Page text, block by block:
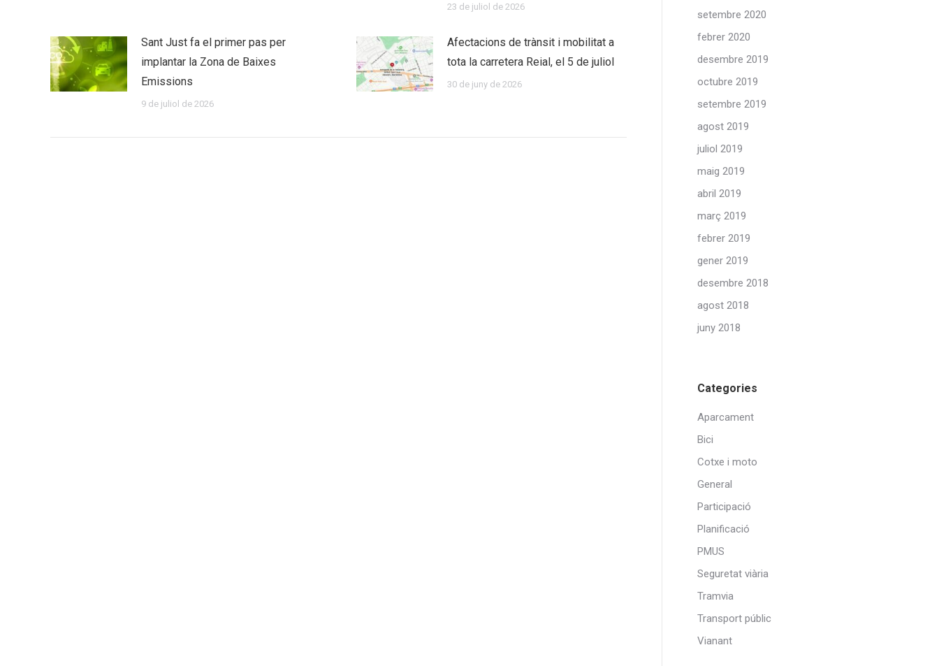
23 de juliol de 2026
Sant Just fa el primer pas per
implantar la Zona de Baixes
Emissions
9 de juliol de 2026
Afectacions de trànsit i mobilitat a
tota la carretera Reial, el 5 de juliol
30 de juny de 2026
setembre 2020
febrer 2020
desembre 2019
octubre 2019
setembre 2019
agost 2019
juliol 2019
maig 2019
abril 2019
març 2019
febrer 2019
gener 2019
desembre 2018
agost 2018
juny 2018
Categories
Aparcament
Bici
Cotxe i moto
General
Participació
Planificació
PMUS
Seguretat viària
Tramvia
Transport públic
Vianant